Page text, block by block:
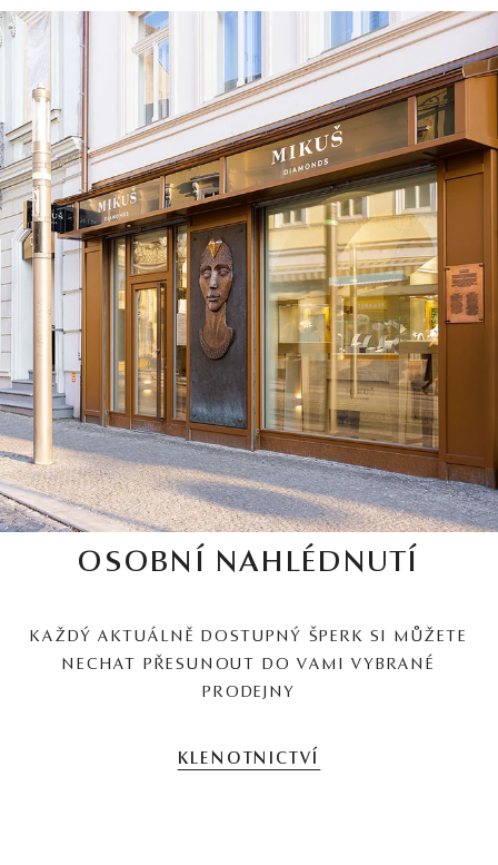
našich dvou videích –Který certifikát diamantu je nejlepšía
Certifikace diamantů na Slovensku.
OSOBNÍ NAHLÉDNUTÍ
KAŽDÝ AKTUÁLNĚ DOSTUPNÝ ŠPERK SI MŮŽETE
NECHAT PŘESUNOUT DO VAMI VYBRANÉ
PRODEJNY
KLENOTNICTVÍ